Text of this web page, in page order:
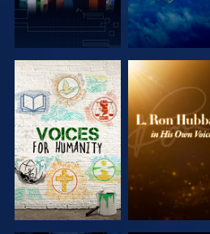
UTFORSKA
SERIEN
UTFORSKA
SERIEN